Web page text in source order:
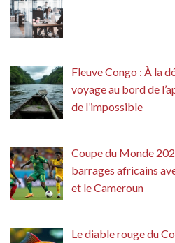
Fleuve Congo : À la
voyage au bord de
de l’impossible
Coupe du Monde
barrages africains
et le Cameroun
Le diable rouge du